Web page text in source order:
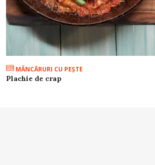
MÂNCĂRURI CU PEŞTE
Plachie de crap